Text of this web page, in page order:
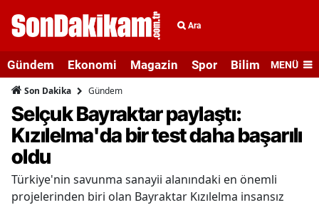
Ara
Gündem Ekonomi Magazin Spor Bilim veMENÜ
Son Dakika Gündem
Selçuk Bayraktar paylaştı:
Kızılelma'da bir test daha başarılı
oldu
Türkiye'nin savunma sanayii alanındaki en önemli
projelerinden biri olan Bayraktar Kızılelma insansız